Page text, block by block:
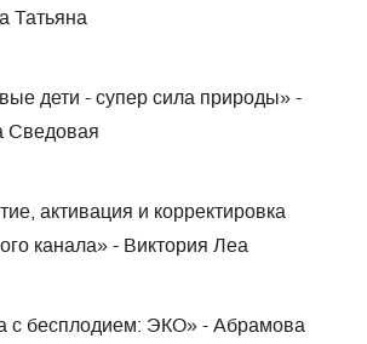
Татьяна
дети - супер сила природы» -
Сведовая
активация и корректировка
канала» - Виктория Леа
с бесплодием: ЭКО» - Абрамова